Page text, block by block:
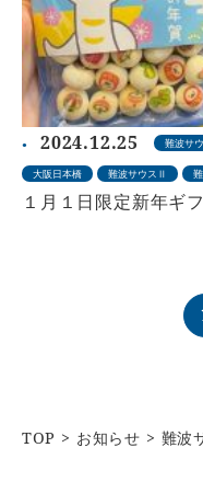
2024.12.25 難波サ
大阪日本橋 難波サウスⅡ
１月１日限定新年ギ
TOP お知らせ 難波